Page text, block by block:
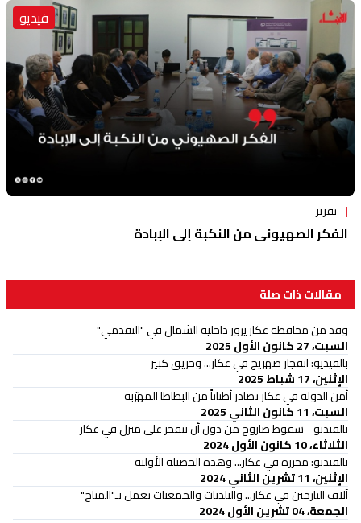
فيديو
تقرير
الفكر الصهيوني من النكبة إلى الإبادة
مقالات ذات صلة
وفد من محافظة عكار يزور داخلية الشمال في "التقدمي"
السبت، 27 كانون الأول 2025
بالفيديو: انفجار صهريج في عكار... وحريق كبير
الإثنين، 17 شباط 2025
أمن الدولة في عكار تصادر أطناناً من البطاطا المهرّبة
السبت، 11 كانون الثاني 2025
بالفيديو - سقوط صاروخ من دون أن ينفجر على منزل في عكار
الثلاثاء، 10 كانون الأول 2024
بالفيديو: مجزرة في عكار... وهذه الحصيلة الأولية
الإثنين، 11 تشرين الثاني 2024
آلاف النازحين في عكار... والبلديات والجمعيات تعمل بـ"المتاح"
الجمعة، 04 تشرين الأول 2024